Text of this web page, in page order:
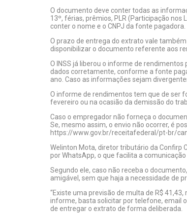
O documento deve conter todas as
13º, férias, prêmios, PLR (Participação
conter o nome e o CNPJ da fonte pagadora.
O prazo de entrega do extrato vale
disponibilizar o documento referente aos
O INSS já liberou o informe de
dados corretamente, conforme a fonte
ano. Caso as informações sejam
O informe de rendimentos tem que de ser
fevereiro ou na ocasião da demissão do
Caso o empregador não forneça o
Se, mesmo assim, o envio não ocorrer, é
https://www.gov.br/receitafederal/pt-br/
Welinton Mota, diretor tributário da Confirp
por WhatsApp, o que facilita a
Segundo ele, caso não receba o
amigável, sem que haja a necessidade de
“Existe uma previsão de multa de R$
informe, basta solicitar por telefone, email
de entregar o extrato de forma deliberada.